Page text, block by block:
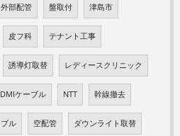
外部配管 盤取付 津島市
皮フ科 テナント工事
誘導灯取替 レディースクリニック
ケーブル NTT 幹線撤去
ル 空配管 ダウンライト取替